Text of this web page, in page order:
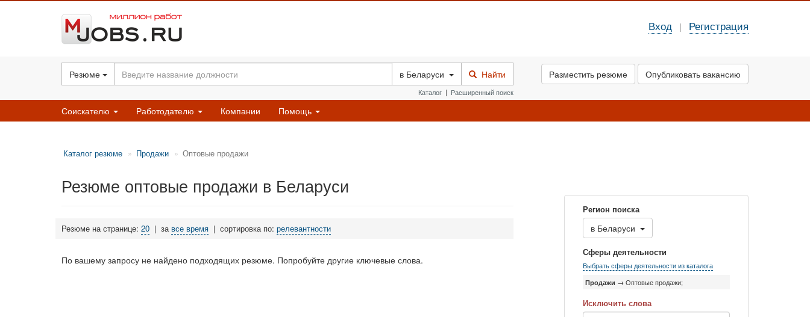
Вход | Регистрация
Резюме в Беларуси Найти
Каталог | Расширенный поиск
Разместить резюме Опубликовать вакансию
Соискателю Работодателю Компании Помощь
Каталог резюме Продажи Оптовые продажи
Резюме оптовые продажи в Беларуси
Резюме на странице: 20 | за все время | сортировка по: релевантности
По вашему запросу не найдено подходящих резюме. Попробуйте другие ключевые слова.
Регион поиска
в Беларуси
Сферы деятельности
Выбрать сферы деятельности из каталога
Продажи → Оптовые продажи;
Исключить слова